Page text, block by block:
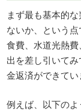
まず最も基本的
ないか、という点
食費、水道光熱
出を差し引いて
金返済ができてい
例えば、以下のよ